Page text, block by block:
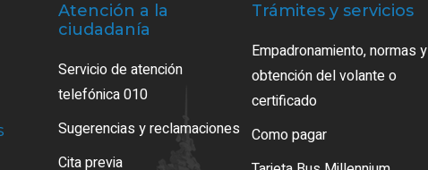
Atención a la
ciudadanía
Servicio de atención
telefónica 010
Sugerencias y reclamaciones
Cita previa
Trámites y servicios
Empadronamiento, normas y
obtención del volante o
certificado
Como pagar